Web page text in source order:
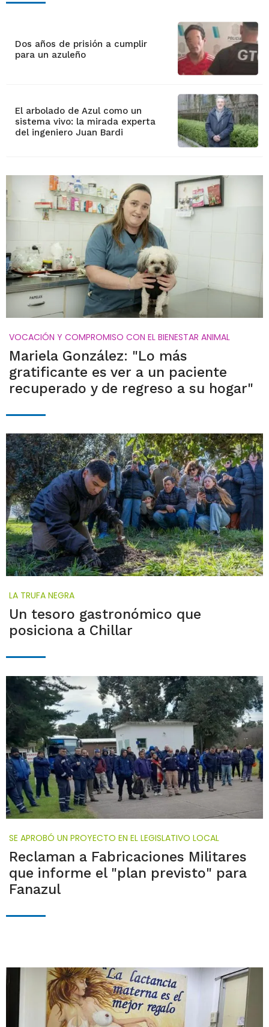
Dos años de prisión a cumplir
para un azuleño
El arbolado de Azul como un
sistema vivo: la mirada experta
del ingeniero Juan Bardi
VOCACIÓN Y COMPROMISO CON EL BIENESTAR ANIMAL
Mariela González: "Lo más
gratificante es ver a un paciente
recuperado y de regreso a su hogar"
LA TRUFA NEGRA
Un tesoro gastronómico que
posiciona a Chillar
SE APROBÓ UN PROYECTO EN EL LEGISLATIVO LOCAL
Reclaman a Fabricaciones Militares
que informe el "plan previsto" para
Fanazul